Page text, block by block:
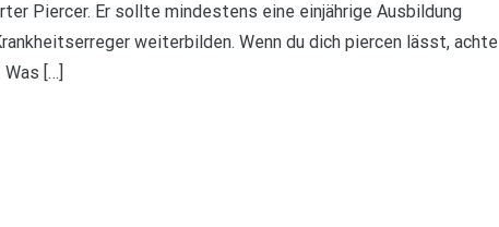
Piercer. Er sollte mindestens eine einjährige Ausbildung
weiterbilden. Wenn du dich piercen lässt, achte
[…]